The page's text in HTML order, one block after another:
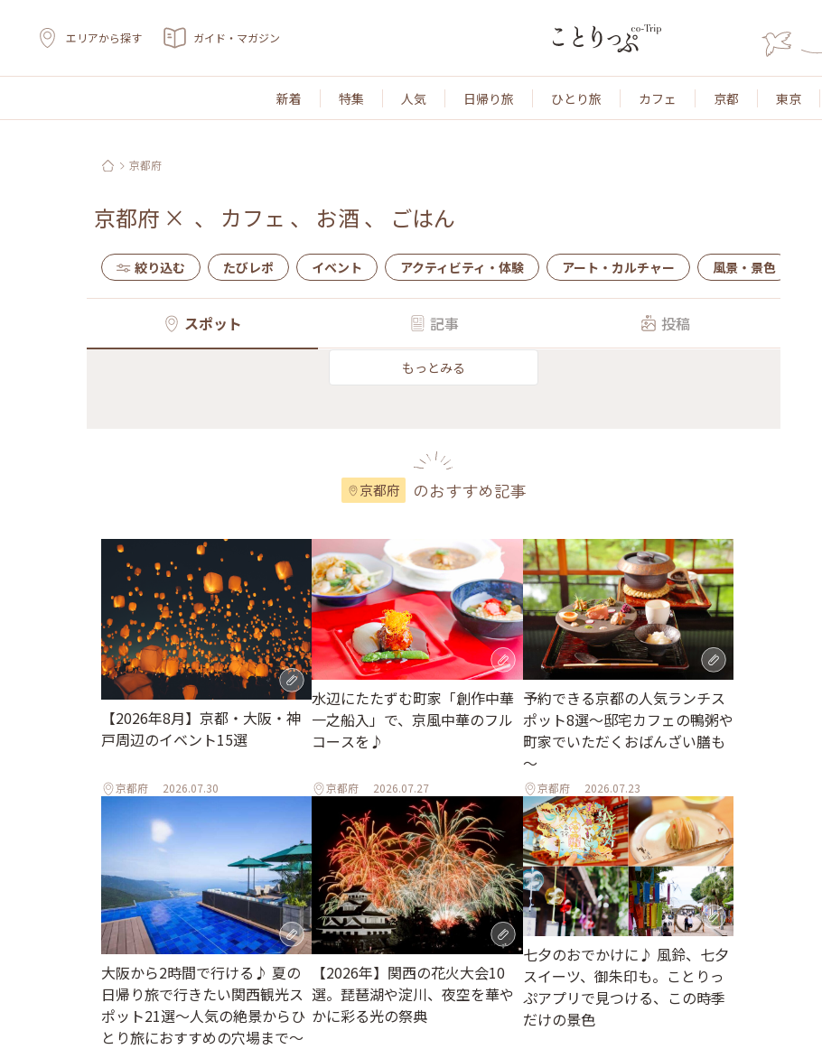
エリアから探す ガイド・マガジン
新着 特集 人気 日帰り旅 ひとり旅 カフェ 京都 東京
京都府
京都府 × 、 カフェ 、 お酒 、 ごはん
絞り込む たびレポ イベント アクティビティ・体験 アート・カルチャー 風景・景色
スポット 記事 投稿
もっとみる
京都府 のおすすめ記事
【2026年8月】京都・大阪・神
戸周辺のイベント15選
京都府 2026.07.30
水辺にたたずむ町家「創作中華
一之船入」で、京風中華のフル
コースを♪
京都府 2026.07.27
予約できる京都の人気ランチス
ポット8選～邸宅カフェの鴨粥や
町家でいただくおばんざい膳も
～
京都府 2026.07.23
大阪から2時間で行ける♪ 夏の
日帰り旅で行きたい関西観光ス
ポット21選～人気の絶景からひ
とり旅におすすめの穴場まで～
【2026年】関西の花火大会10
選。琵琶湖や淀川、夜空を華や
かに彩る光の祭典
七夕のおでかけに♪ 風鈴、七夕
スイーツ、御朱印も。ことりっ
ぷアプリで見つける、この時季
だけの景色